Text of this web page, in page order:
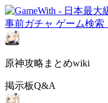
事前ガチャ ゲーム検索
原神攻略まとめwiki
掲示板Q&A